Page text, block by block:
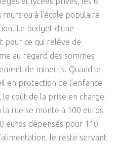
ou à l’école populaire
Le budget d’une
pour ce qui relève de
au regard des sommes
de mineurs. Quand le
en protection de l’enfance
coût de la prise en charge
la rue se monte à 100 euros
euros dépensés pour 110
le reste servant